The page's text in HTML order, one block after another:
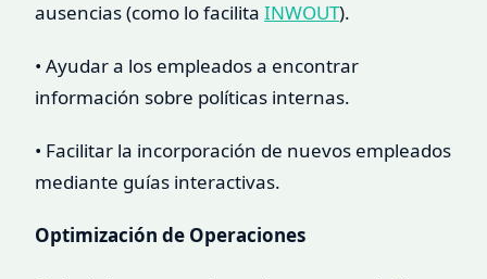
ausencias (como lo facilita INWOUT).
• Ayudar a los empleados a encontrar
información sobre políticas internas.
• Facilitar la incorporación de nuevos empleados
mediante guías interactivas.
Optimización de Operaciones